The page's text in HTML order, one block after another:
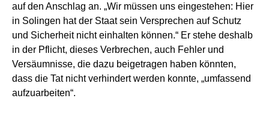
auf den Anschlag an. „Wir müssen uns eingestehen: Hier
in Solingen hat der Staat sein Versprechen auf Schutz
und Sicherheit nicht einhalten können.“ Er stehe deshalb
in der Pflicht, dieses Verbrechen, auch Fehler und
Versäumnisse, die dazu beigetragen haben könnten,
dass die Tat nicht verhindert werden konnte, „umfassend
aufzuarbeiten“.